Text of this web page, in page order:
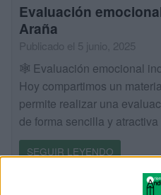
Evaluación
Araña
Publicado el 5 junio, 2025
🕸 Evaluación emocional
Hoy compartimos un
permite realizar una
de forma sencilla y
SEGUIR LEYENDO